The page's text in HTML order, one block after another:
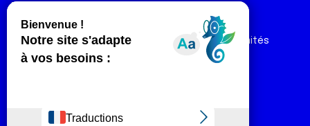
Liens utiles
Nos actualités
Nos publications
Contact
Espace Ligue & comités
Espace chercheur